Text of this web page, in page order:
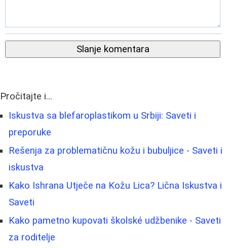
Slanje komentara
Pročitajte i...
Iskustva sa blefaroplastikom u Srbiji: Saveti i
preporuke
Rešenja za problematičnu kožu i bubuljice - Saveti i
iskustva
Kako Ishrana Utječe na Kožu Lica? Lična Iskustva i
Saveti
Kako pametno kupovati školské udžbenike - Saveti
za roditelje